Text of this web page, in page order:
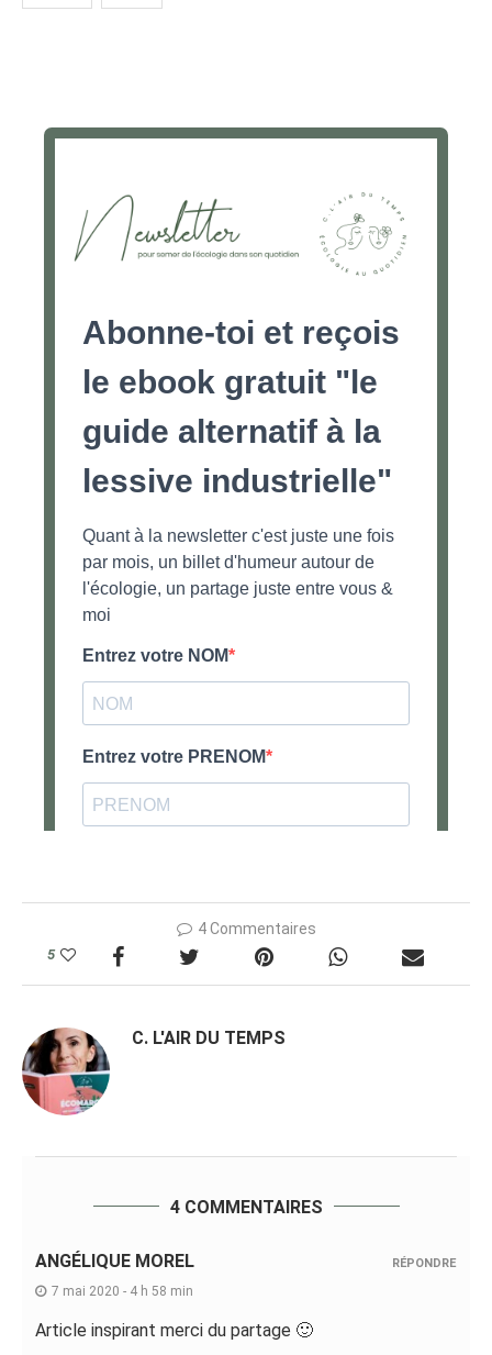
4 Commentaires
5
C. L'AIR DU TEMPS
4 COMMENTAIRES
ANGÉLIQUE MOREL
7 mai 2020 - 4 h 58 min
Article inspirant merci du partage 🙂
RÉPONDRE